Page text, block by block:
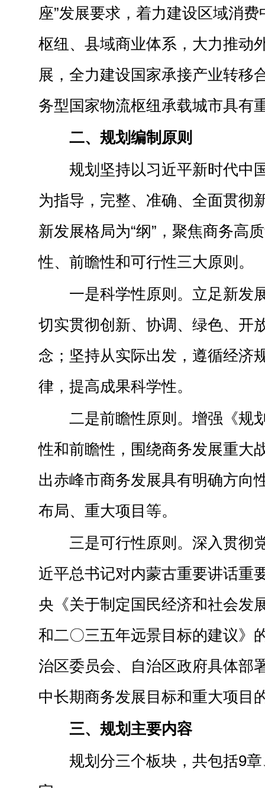
座”发展要求，着力建设区域消
枢纽、县域商业体系，大力推动
展，全力建设国家承接产业转移
务型国家物流枢纽承载城市具有
二、规划编制原则
规划坚持以习近平新时代中
为指导，完整、准确、全面贯彻
新发展格局为“纲”，聚焦商务高
性、前瞻性和可行性三大原则。
一是科学性原则。立足新发
切实贯彻创新、协调、绿色、开
念；坚持从实际出发，遵循经济
律，提高成果科学性。
二是前瞻性原则。增强《规
性和前瞻性，围绕商务发展重大
出赤峰市商务发展具有明确方向
布局、重大项目等。
三是可行性原则。深入贯彻
近平总书记对内蒙古重要讲话重
央《关于制定国民经济和社会发
和二〇三五年远景目标的建议》
治区委员会、自治区政府具体部
中长期商务发展目标和重大项目
三、规划主要内容
规划分三个板块，共包括9